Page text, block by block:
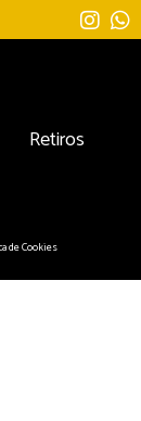
Retiros
de Cookies